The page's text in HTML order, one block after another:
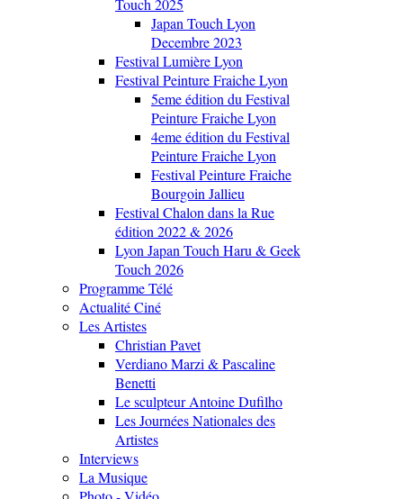
Touch 2025
Japan Touch Lyon
Decembre 2023
Festival Lumière Lyon
Festival Peinture Fraiche Lyon
5eme édition du Festival
Peinture Fraiche Lyon
4eme édition du Festival
Peinture Fraiche Lyon
Festival Peinture Fraiche
Bourgoin Jallieu
Festival Chalon dans la Rue
édition 2022 & 2026
Lyon Japan Touch Haru & Geek
Touch 2026
Programme Télé
Actualité Ciné
Les Artistes
Christian Pavet
Verdiano Marzi & Pascaline
Benetti
Le sculpteur Antoine Dufilho
Les Journées Nationales des
Artistes
Interviews
La Musique